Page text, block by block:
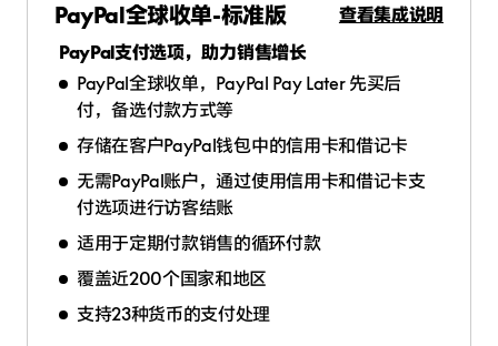
PayPal全球收单-标准版
查看集成说明
PayPal支付选项，助力销售增长
PayPal全球收单，PayPal Pay Later 先买后
付，备选付款方式等
存储在客户PayPal钱包中的信用卡和借记卡
无需PayPal账户，通过使用信用卡和借记卡支
付选项进行访客结账
适用于定期付款销售的循环付款
覆盖近200个国家和地区
支持23种货币的支付处理